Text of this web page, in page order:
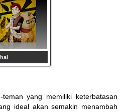
yang memiliki keterbatasan
ideal akan semakin menambah